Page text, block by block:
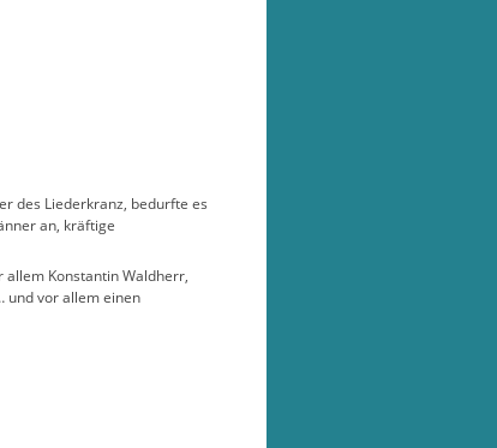
des Liederkranz, bedurfte es
an, kräftige
allem Konstantin Waldherr,
und vor allem einen